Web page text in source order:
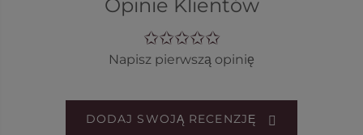
Opinie Klientów
Napisz pierwszą opinię
DODAJ SWOJĄ RECENZJĘ